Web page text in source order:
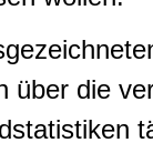
über die